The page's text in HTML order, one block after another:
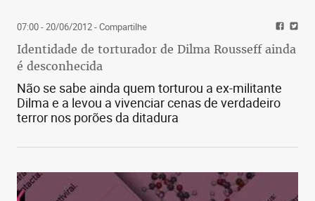
07:00 - 20/06/2012- Compartilhe
Identidade de torturador de Dilma Rousseff ainda
é desconhecida
Não se sabe ainda quem torturou a ex-militante
Dilma e a levou a vivenciar cenas de verdadeiro
terror nos porões da ditadura